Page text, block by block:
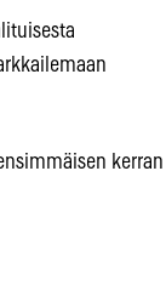
kerran